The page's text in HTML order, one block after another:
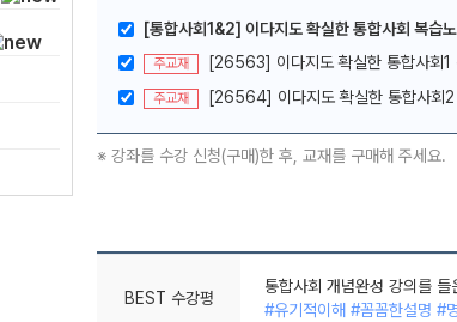
[통합사회1&2] 이다지도 확실한 통합사회 복습
주교재 [26563] 이다지도 확실한 통합사회1
주교재 [26564] 이다지도 확실한 통합사회2
※ 강좌를 수강 신청(구매)한 후, 교재를 구매해 주세요.
BEST 수강평
통합사회의 쉬움을 알려주신
#유기적이해 #시간순삭 #핵